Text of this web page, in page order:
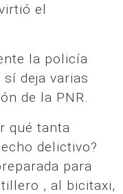
el
la policía
deja varias
de la PNR.
qué tanta
delictivo?
para
, al bicitaxi,